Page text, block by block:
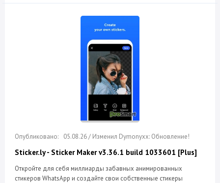
05.08.26 / Изменил Dymonyxx: Обновление!
Sticker.ly - Sticker Maker v3.36.1 build 1033601 [Plus]
Откройте для себя миллиарды забавных анимированных
стикеров WhatsApp и создайте свои собственные стикеры